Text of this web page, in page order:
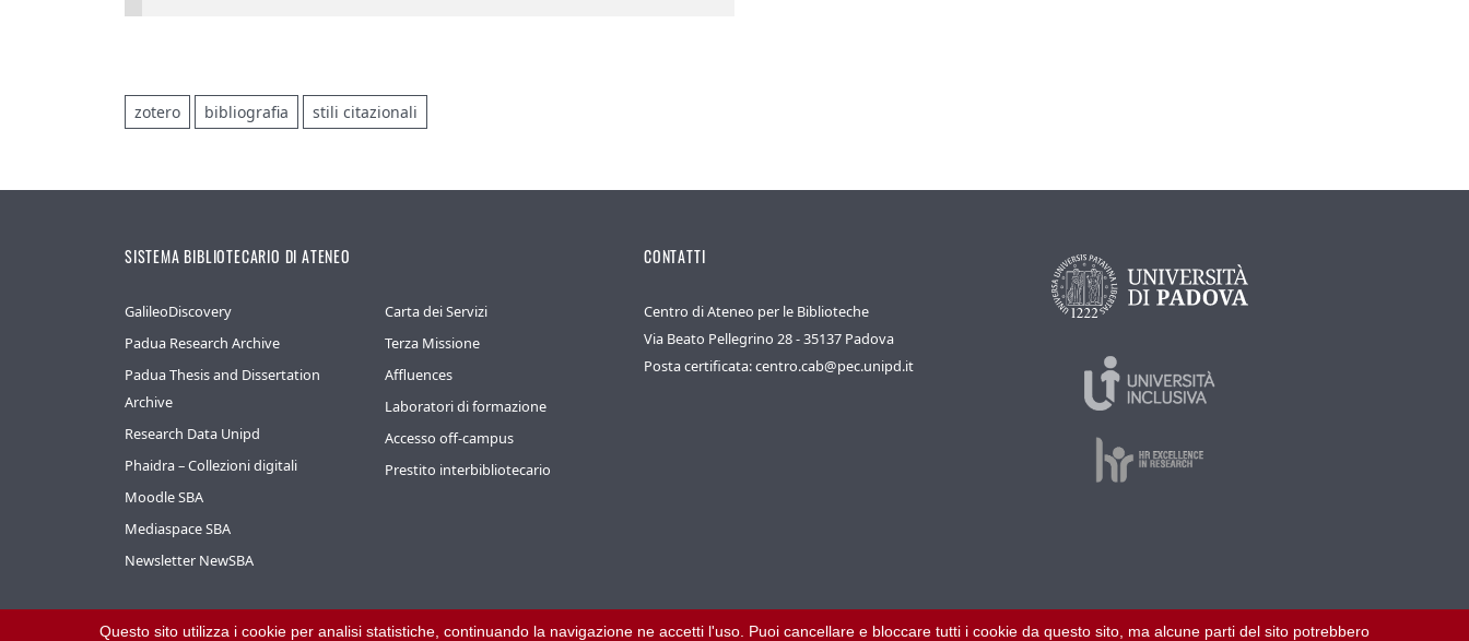
zotero bibliografia stili citazionali
SISTEMA BIBLIOTECARIO DI ATENEO
GalileoDiscovery
Padua Research Archive
Padua Thesis and Dissertation
Archive
Research Data Unipd
Phaidra – Collezioni digitali
Moodle SBA
Mediaspace SBA
Newsletter NewSBA
Carta dei Servizi
Terza Missione
Affluences
Laboratori di formazione
Accesso off-campus
Prestito interbibliotecario
CONTATTI
Centro di Ateneo per le Biblioteche
Via Beato Pellegrino 28 - 35137 Padova
Posta certificata: centro.cab@pec.unipd.it
Questo sito utilizza i cookie per analisi statistiche, continuando la navigazione ne accetti l'uso. Puoi cancellare e bloccare tutti i cookie da questo sito, ma alcune parti del sito potrebbero